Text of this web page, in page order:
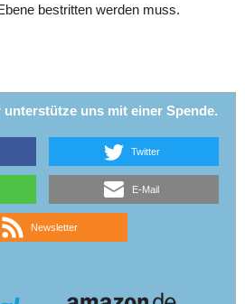
bestritten werden muss.
uns mit einer Spende.
Twitter
E-Mail
Newsletter